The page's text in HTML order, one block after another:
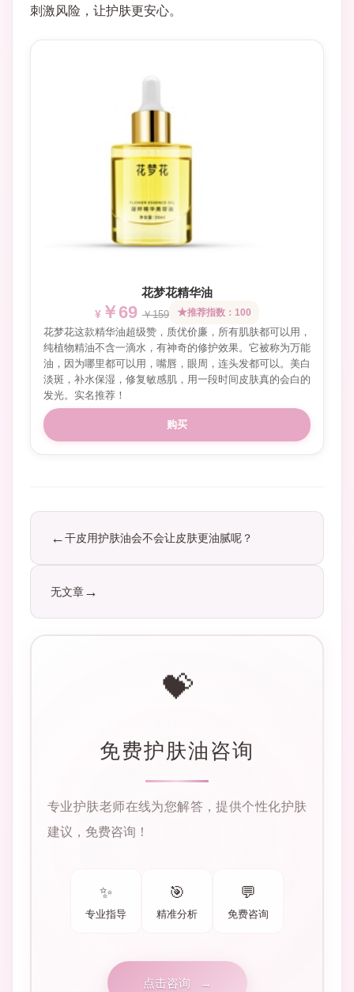
刺激风险，让护肤更安心。
花梦花精华油
￥69 ￥159 推荐指数：100
花梦花这款精华油超级赞，质优价廉，所有肌肤都可以用，
纯植物精油不含一滴水，有神奇的修护效果。它被称为万能
油，因为哪里都可以用，嘴唇，眼周，连头发都可以。美白
淡斑，补水保湿，修复敏感肌，用一段时间皮肤真的会白的
发光。实名推荐！
购买
干皮用护肤油会不会让皮肤更油腻呢？
无文章
💝
免费护肤油咨询
专业护肤老师在线为您解答，提供个性化护肤
建议，免费咨询！
✨
专业指导
🎯
精准分析
💬
免费咨询
点击咨询 →